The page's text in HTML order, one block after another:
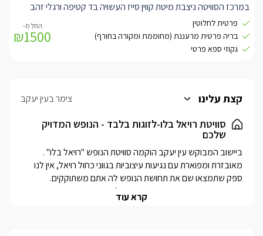
במרכז הסוויטה ניצבת מיטת קווין סייז העשויה בד קטיפה ורגלי זהב
וזכוכית. היא מוצעת מצעים לבנים ורכים. למולה ניצב סלון ישיבה עם
צמד כורסאות יחיד בגוון כחול רויאל מלכותי ומרשים, ולצידן ספת שכיבה
מיקרוגל, מכונת אספרסו ועוד.
לצד המטבחון ניצבת פינת אוכל שקופה במראה מלכותי ואופנתי
במיוחד.
לסוויטה חדר רחצה בעיצוב תואם, עם שירותים מקלחון ועמדת כיור בה
יחכו לכם מגבות רכות ותמרוקי רחצה ריחניים.
פרטית לחלוטין
בריה פרטית מרעננת (מחוממת ומקורה בחורף)
גקוזי ספא פרטי
₪1500
קצת עלינו צימר בעין יעקב
סוויטת רויאל בלו-לזוגות בלבד - הנופש המדויק
שלכם
קרא עוד